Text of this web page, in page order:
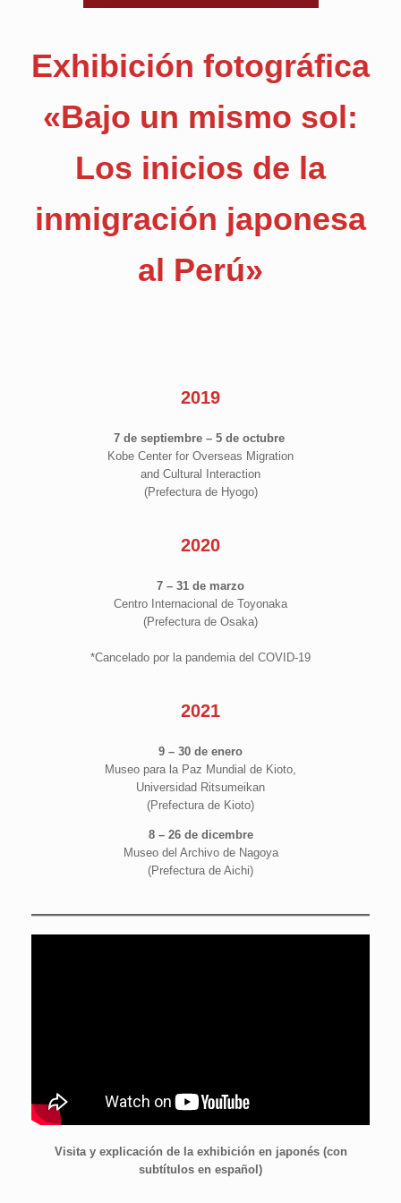
Exhibición fotográfica
«Bajo un mismo sol:
Los inicios de la
inmigración japonesa
al Perú»
2019
7 de septiembre – 5 de octubre
Kobe Center for Overseas Migration
and Cultural Interaction
(Prefectura de Hyogo)
2020
7 – 31 de marzo
Centro Internacional de Toyonaka
(Prefectura de Osaka)
*Cancelado por la pandemia del COVID-19
2021
9 – 30 de enero
Museo para la Paz Mundial de Kioto,
Universidad Ritsumeikan
(Prefectura de Kioto)
8 – 26 de dicembre
Museo del Archivo de Nagoya
(Prefectura de Aichi)
Visita y explicación de la exhibición en japonés (con
subtítulos en español)